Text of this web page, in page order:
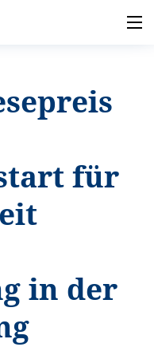
für
in der